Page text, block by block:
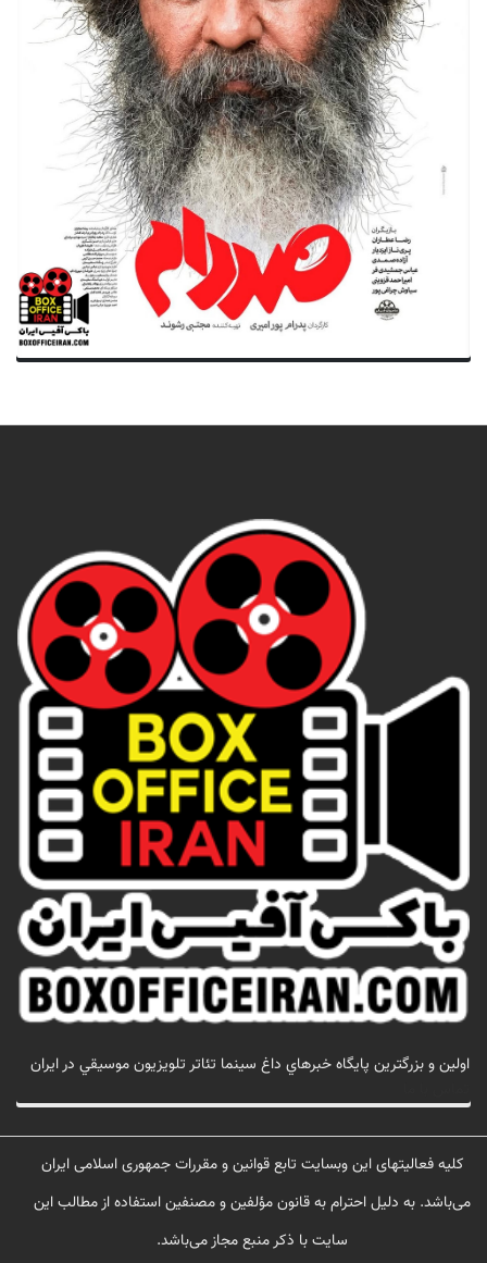
اولين و بزرگترين پايگاه خبرهاي داغ سينما تئاتر تلويزيون موسيقي در ايران
کلیه فعالیتهای این وبسایت تابع قوانین و مقررات جمهوری اسلامی ایران
می‌باشد. به دلیل احترام به قانون مؤلفین و مصنفین استفاده از مطالب این
سایت با ذکر منبع مجاز می‌باشد.